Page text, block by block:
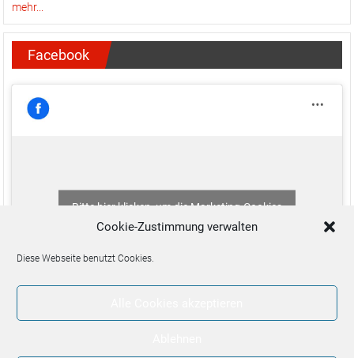
Cookie-Zustimmung verwalten
Diese Webseite benutzt Cookies.
mehr...
Facebook
Bitte hier klicken, um die Marketing-Cookies
zu akzeptieren und diesen Inhalt zu aktivieren